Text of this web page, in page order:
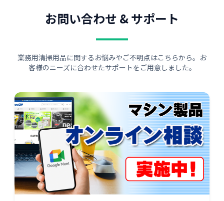
お問い合わせ & サポート
業務用清掃用品に関するお悩みやご不明点はこちらから。お
客様のニーズに合わせたサポートをご用意しました。